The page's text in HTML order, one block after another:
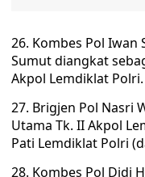
26. Kombes Pol Iwan
Sumut diangkat
Akpol Lemdiklat Polri.
27. Brigjen Pol Nasri
Utama Tk. II Akpol
Pati Lemdiklat Polri
28. Kombes Pol Didi